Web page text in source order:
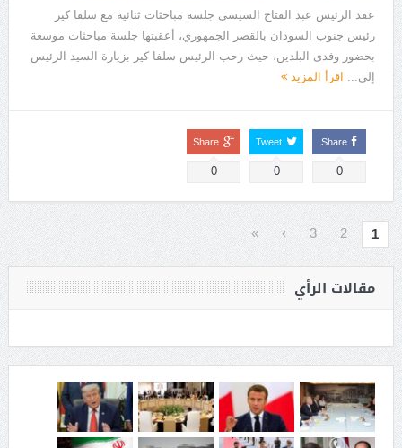
عقد الرئيس عبد الفتاح السيسى جلسة مباحثات ثنائية مع سلفا كير
رئيس جنوب السودان بالقصر الجمهوري، أعقبتها جلسة مباحثات موسعة
بحضور وفدى البلدين، حيث رحب الرئيس سلفا كير بزيارة السيد الرئيس
إلى... اقرأ المزيد
Share
0
Tweet
0
Share
0
1
2
3
›
»
مقالات الرأي